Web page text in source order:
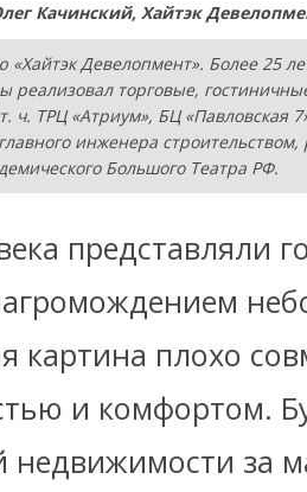
Качинский, Хайтэк
Девелопмент». Более 25
реализовал торговые,
ч. ТРЦ «Атриум», БЦ «Павловская
инженера
Большого Театра РФ.
представляли
картина плохо
и комфортом.
недвижимости за